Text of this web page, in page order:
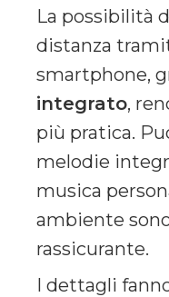
La possibilità
distanza
smartphone,
integrato,
più pratica.
melodie
musica
ambiente
rassicurante.
I dettagli